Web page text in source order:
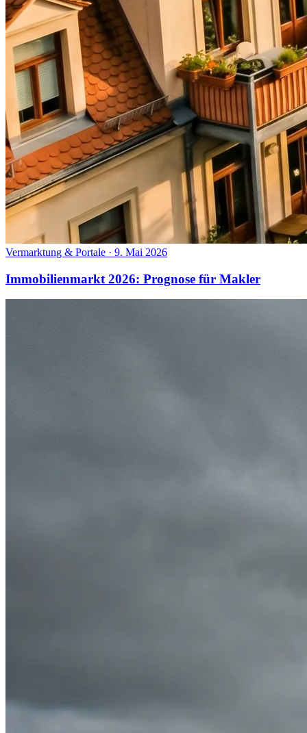
Vermarktung & Portale · 9. Mai 2026
Immobilienmarkt 2026: Prognose für Makler